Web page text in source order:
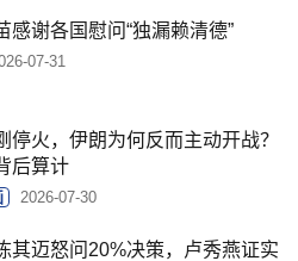
感谢各国慰问“独漏赖清德”
07-31
停火，伊朗为何反而主动开战？
后算计
2026-07-30
其迈怒问20%决策，卢秀燕证实